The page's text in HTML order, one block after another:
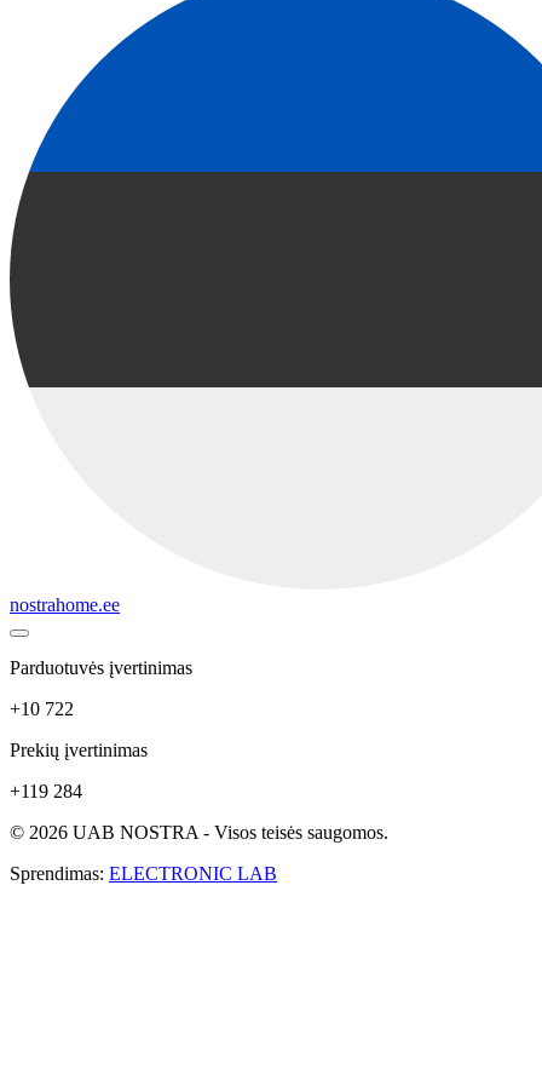
nostrahome.ee
Parduotuvės įvertinimas
+10 722
Prekių įvertinimas
+119 284
© 2026 UAB NOSTRA - Visos teisės saugomos.
Sprendimas: ELECTRONIC LAB